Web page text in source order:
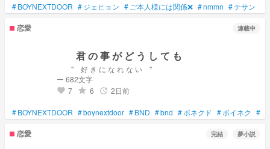
#BOYNEXTDOOR #ジェヒョン # ご本人様には関係❌ #nmmn #テサン
恋愛 連載中
君 の 事 が ど う し て も
" 好 き に な れ な い "
ー 682文字
favorite 7 grade 6 update 2日前
#BOYNEXTDOOR #boynextdoor #BND #bnd #ボネクド #ボイネク #
恋愛 完結 夢小説